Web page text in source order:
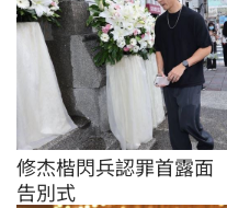
修杰楷閃兵認罪首露面
告別式